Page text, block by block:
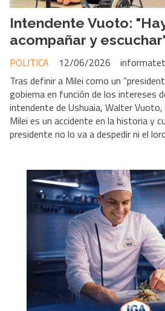
Intendente Vuoto:
acompañar y
POLITICA
12/06/2026
Tras definir a Milei como un
gobierna en función de los intereses
intendente de Ushuaia, Walter
Milei es un accidente en la historia y
presidente no lo va a despedir ni el